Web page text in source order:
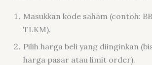
Masukkan kode saham (contoh:
TLKM).
Pilih harga beli yang diinginkan
harga pasar atau limit order).